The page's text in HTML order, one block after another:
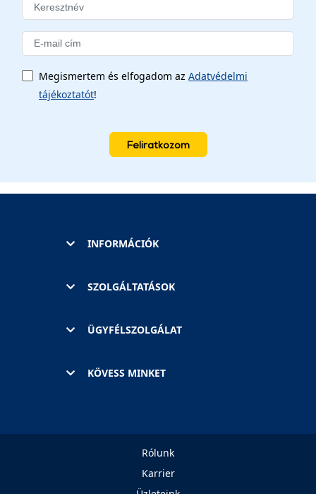
Megismertem és elfogadom az Adatvédelmi
tájékoztatót!
Feliratkozom
INFORMÁCIÓK
SZOLGÁLTATÁSOK
ÜGYFÉLSZOLGÁLAT
KÖVESS MINKET
Rólunk
Karrier